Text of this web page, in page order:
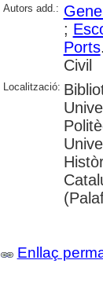
Autors add.:
;
Ports
Civil
Localització:
Enllaç